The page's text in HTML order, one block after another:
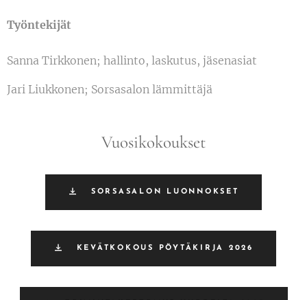
Työntekijät
Sanna Tirkkonen; hallinto, laskutus, jäsenasiat
Jari Liukkonen; Sorsasalon lämmittäjä
Vuosikokoukset
SORSASALON LUONNOKSET
KEVÄTKOKOUS PÖYTÄKIRJA 2026